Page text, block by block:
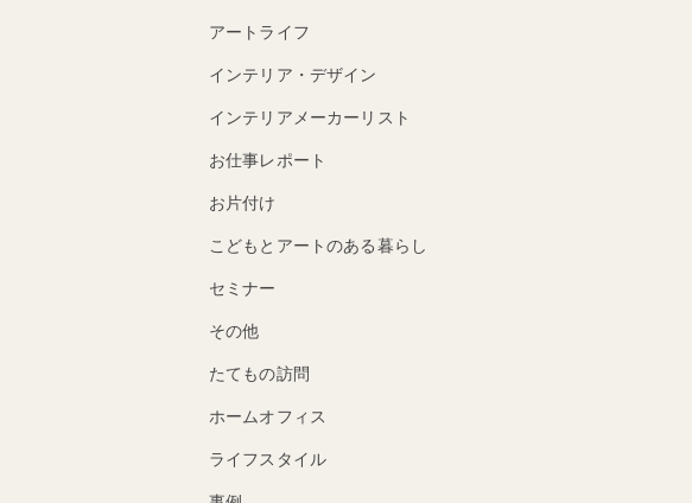
アートライフ
インテリア・デザイン
インテリアメーカーリスト
お仕事レポート
お片付け
こどもとアートのある暮らし
セミナー
その他
たてもの訪問
ホームオフィス
ライフスタイル